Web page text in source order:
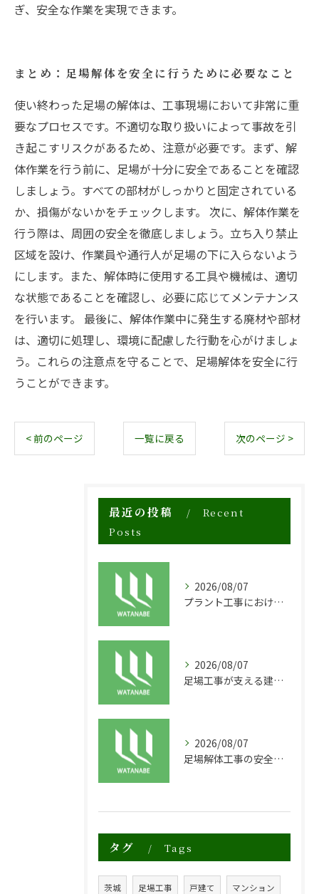
ぎ、安全な作業を実現できます。
まとめ：足場解体を安全に行うために必要なこと
使い終わった足場の解体は、工事現場において非常に重
要なプロセスです。不適切な取り扱いによって事故を引
き起こすリスクがあるため、注意が必要です。まず、解
体作業を行う前に、足場が十分に安全であることを確認
しましょう。すべての部材がしっかりと固定されている
か、損傷がないかをチェックします。 次に、解体作業を
行う際は、周囲の安全を徹底しましょう。立ち入り禁止
区域を設け、作業員や通行人が足場の下に入らないよう
にします。また、解体時に使用する工具や機械は、適切
な状態であることを確認し、必要に応じてメンテナンス
を行います。 最後に、解体作業中に発生する廃材や部材
は、適切に処理し、環境に配慮した行動を心がけましょ
う。これらの注意点を守ることで、足場解体を安全に行
うことができます。
< 前のページ 一覧に戻る 次のページ >
最近の投稿
Recent
Posts
2026/08/07
プラント工事における足場工事の安全対策と施工の重要性
2026/08/07
足場工事が支える建物の長寿命化と外装塗装の重要性
2026/08/07
足場解体工事の安全性と効率化のポイント
タグ Tags
茨城 足場工事 戸建て マンション